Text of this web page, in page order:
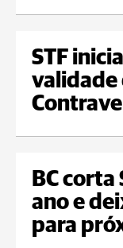
STF
validade
BC corta
ano e
para